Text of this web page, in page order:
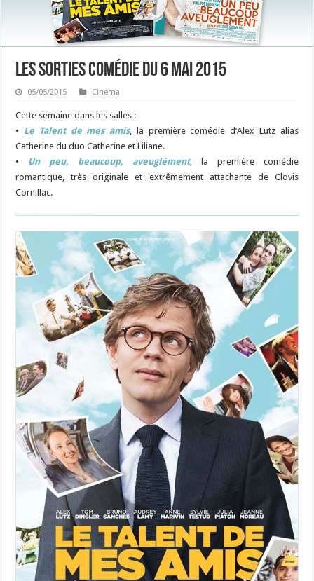
Les sorties Comédie du 6 mai 2015
05/05/2015 Cinéma
Cette semaine dans les salles :
• Le Talent de mes amis, la première comédie d’Alex Lutz alias
Catherine du duo Catherine et Liliane.
•
Un peu, beaucoup, aveuglément, la première comédie
romantique, très originale et extrêmement attachante de Clovis
Cornillac.